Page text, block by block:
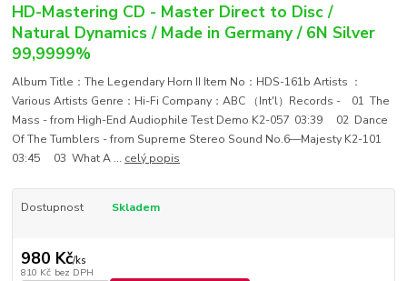
HD-Mastering CD - Master Direct to Disc /
Natural Dynamics / Made in Germany / 6N Silver
99,9999%
Album Title：The Legendary Horn II Item No：HDS-161b Artists ：
Various Artists Genre：Hi-Fi Company：ABC （Int'l）Records - 01 The
Mass - from High-End Audiophile Test Demo K2-057 03:39 02 Dance
Of The Tumblers - from Supreme Stereo Sound No.6—Majesty K2-101
03:45 03 What A ... celý popis
Dostupnost Skladem
980 Kč/ks
810 Kč bez DPH